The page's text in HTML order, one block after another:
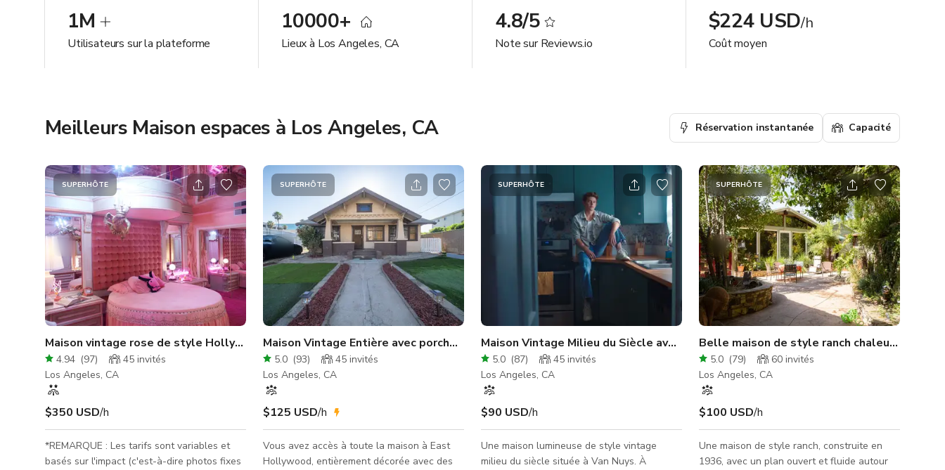
1M
Utilisateurs sur la plateforme
10000+
Lieux à Los Angeles, CA
4.8/5
Note sur Reviews.io
$224 USD/h
Coût moyen
Meilleurs Maison espaces à Los Angeles, CA Réservation instantanée Capacité
SUPERHÔTE
Maison vintage rose de style Hollywood Regency
4.94 (97) 45 invités
Los Angeles, CA
$350 USD/h
*REMARQUE : Les tarifs sont variables et
basés sur l'impact (c'est-à-dire photos fixes
SUPERHÔTE
Maison Vintage Entière avec porche et garage
5.0 (93) 45 invités
Los Angeles, CA
$125 USD/h
Vous avez accès à toute la maison à East
Hollywood, entièrement décorée avec des
SUPERHÔTE
Maison Vintage Milieu du Siècle avec Papier Peint Coloré
5.0 (87) 45 invités
Los Angeles, CA
$90 USD/h
Une maison lumineuse de style vintage
milieu du siècle située à Van Nuys. À
SUPERHÔTE
Belle maison de style ranch chaleureuse
5.0 (79) 60 invités
Los Angeles, CA
$100 USD/h
Une maison de style ranch, construite en
1936, avec un plan ouvert et fluide autour